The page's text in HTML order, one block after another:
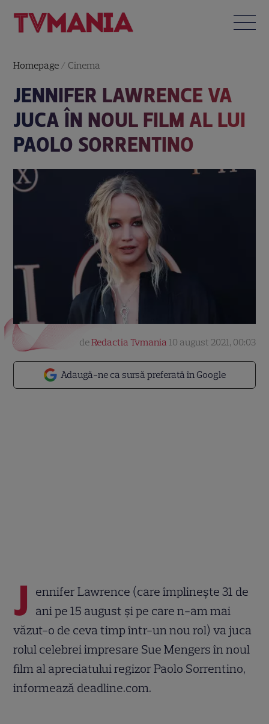
Homepage / Cinema
JENNIFER LAWRENCE VA
JUCA ÎN NOUL FILM AL LUI
PAOLO SORRENTINO
Adaugă-ne ca sursă preferată în Google
deRedactia Tvmania 10 august 2021, 00:03
J
ennifer Lawrence (care împlinește 31 de
ani pe 15 august și pe care n-am mai
văzut-o de ceva timp într-un nou rol) va juca
rolul celebrei impresare Sue Mengers în noul
film al apreciatului regizor Paolo Sorrentino,
informează deadline.com.